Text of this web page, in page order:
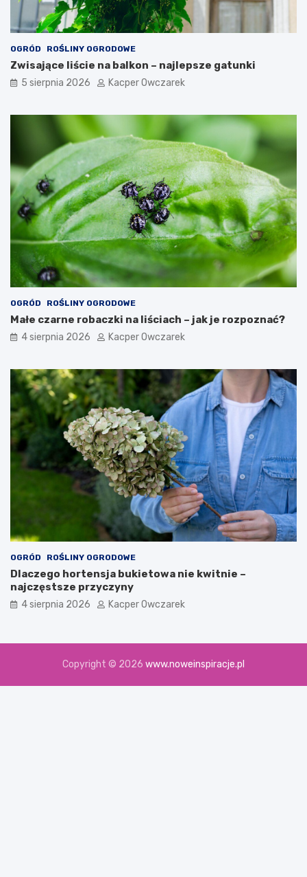
OGRÓD ROŚLINY OGRODOWE
Zwisające liście na balkon – najlepsze gatunki
5 sierpnia 2026 Kacper Owczarek
OGRÓD ROŚLINY OGRODOWE
Małe czarne robaczki na liściach – jak je rozpoznać?
4 sierpnia 2026 Kacper Owczarek
OGRÓD ROŚLINY OGRODOWE
Dlaczego hortensja bukietowa nie kwitnie –
najczęstsze przyczyny
4 sierpnia 2026 Kacper Owczarek
Copyright © 2026 www.noweinspiracje.pl